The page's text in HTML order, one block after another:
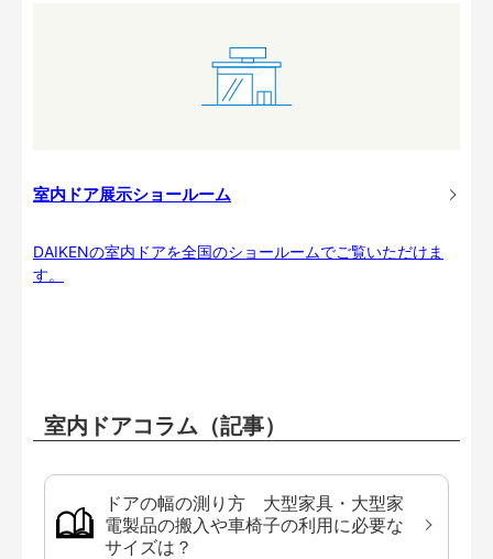
室内ドア展示ショールーム
DAIKENの室内ドアを全国のショールームでご覧いただけま
す。
室内ドアコラム（記事）
ドアの幅の測り方 大型家具・大型家
電製品の搬入や車椅子の利用に必要な
サイズは？